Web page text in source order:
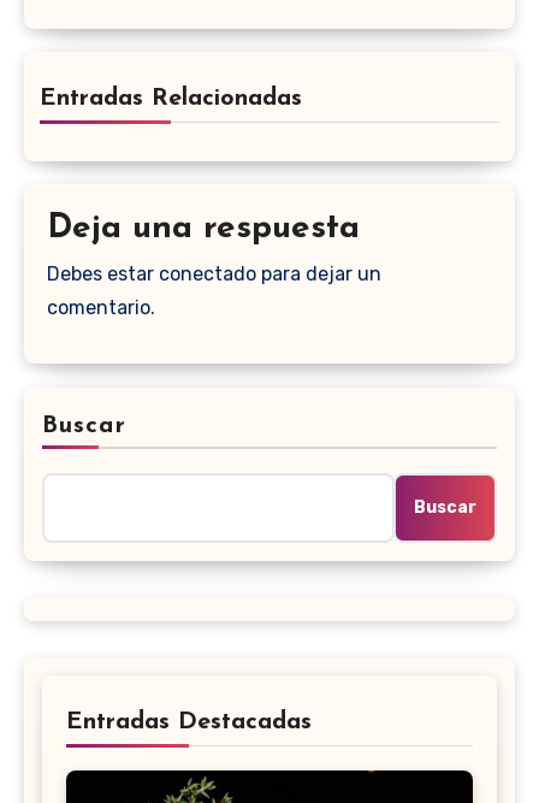
Entradas Relacionadas
Deja una respuesta
Debes estar conectado para dejar un
comentario.
Buscar
Buscar
Entradas Destacadas